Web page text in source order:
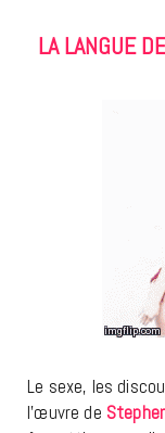
LA LANGUE
Le sexe, les
l’œuvre de